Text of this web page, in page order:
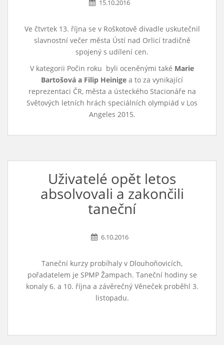
15.10.2016
Ve čtvrtek 13. října se v Roškotově divadle uskutečnil
slavnostní večer města Ústí nad Orlicí tradičně
spojený s udílení cen.
V kategorii Počin roku byli oceněnými také Marie
Bartošová a Filip Heinige a to za vynikající
reprezentaci ČR, města a ústeckého Stacionáře na
Světových letních hrách speciálních olympiád v Los
Angeles 2015.
Uživatelé opět letos
absolvovali a zakončili
taneční
6.10.2016
Taneční kurzy probíhaly v Dlouhoňovicích,
pořadatelem je SPMP Žampach. Taneční hodiny se
konaly 6. a 10. října a závěrečný Věneček proběhl 3.
listopadu.